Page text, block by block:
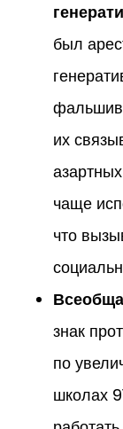
был
их
чаще
что
знак
по
школах